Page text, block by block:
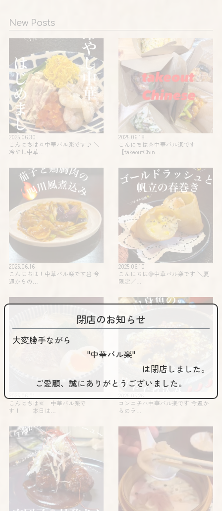
New Posts
2025.06.30
こんにちは🌞中華バル楽です♪ ＼
冷やし中華…
2025.06.18
こんにちは🌞中華バル楽です
【takeoutChin…
2025.06.16
こんにちは！中華バル楽です🥟 今
週からの…
2025.06.10
こんにちは🌞中華バル楽です️ ＼夏
限定️／…
こんにちは🌞 中華バル楽で
す！ 本日は…
コンニチハ️️中華バル楽です 今週か
らのラ…
閉店のお知らせ
大変勝手ながら
"中華バル楽"
は閉店しました。
ご愛顧、誠にありがとうございました。